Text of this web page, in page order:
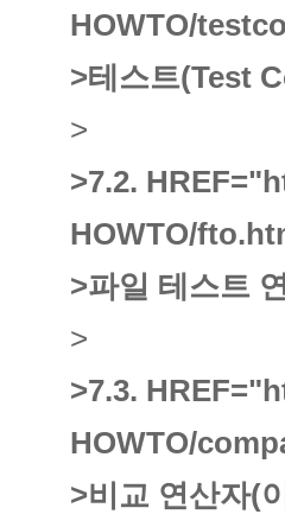
HOWTO/
>테스트(Test
>
>7.2.
HOWTO/
>파일 테스트
>
>7.3.
HOWTO/
>비교 연산자(